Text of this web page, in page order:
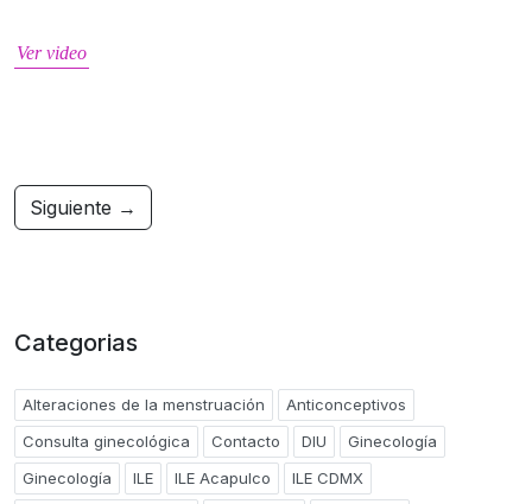
Ver video
Siguiente →
Categorias
Alteraciones de la menstruación
Anticonceptivos
Consulta ginecológica
Contacto DIU
Ginecología
Ginecología
ILE ILE Acapulco
ILE CDMX